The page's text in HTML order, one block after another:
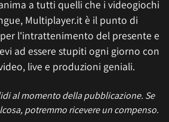
a tutti quelli che i videogiochi
Multiplayer.it è il punto di
l'intrattenimento del presente e
ad essere stupiti ogni giorno con
live e produzioni geniali.
al momento della pubblicazione. Se
potremmo ricevere un compenso.